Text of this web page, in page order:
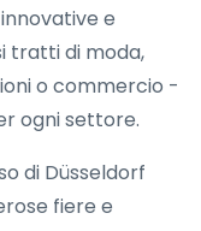
e
tratti di moda,
o commercio -
ogni settore.
di Düsseldorf
fiere e